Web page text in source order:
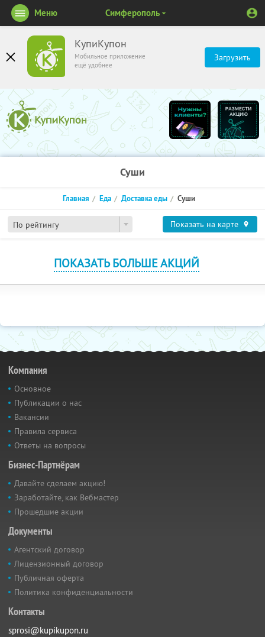
КупиКупон
Мобильное приложение
ещё удобнее
Загрузить
Меню Симферополь
Суши
По рейтингу
Главная Еда Доставка еды Суши
Показать на карте
ПОКАЗАТЬ БОЛЬШЕ АКЦИЙ
Компания
Основное
Публикации о нас
Вакансии
Правила сервиса
Ответы на вопросы
Бизнес-Партнёрам
Давайте сделаем акцию!
Заработайте, как Вебмастер
Прошедшие акции
Документы
Агентский договор
Лицензионный договор
Публичная оферта
Политика конфиденциальности
Контакты
sprosi@kupikupon.ru